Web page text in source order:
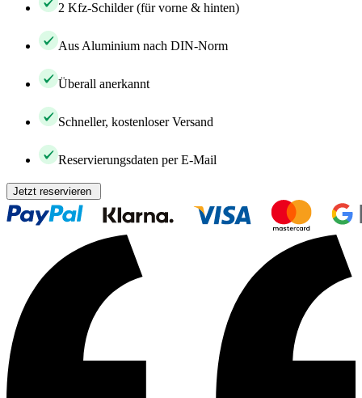
2 Kfz-Schilder (für vorne & hinten)
Aus Aluminium nach DIN-Norm
Überall anerkannt
Schneller, kostenloser Versand
Reservierungsdaten per E-Mail
Jetzt reservieren